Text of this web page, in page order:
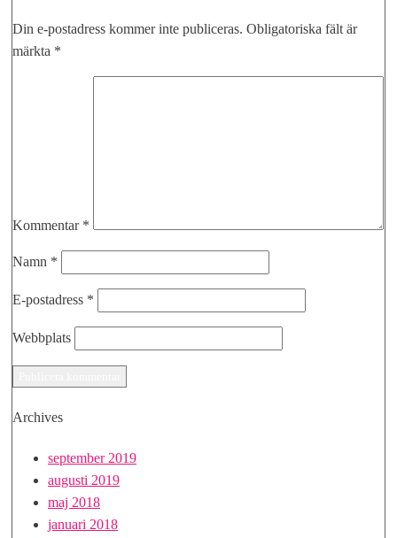
Din e-postadress kommer inte publiceras. Obligatoriska fält är
märkta *
Kommentar *
Namn *
E-postadress *
Webbplats
Archives
september 2019
augusti 2019
maj 2018
januari 2018